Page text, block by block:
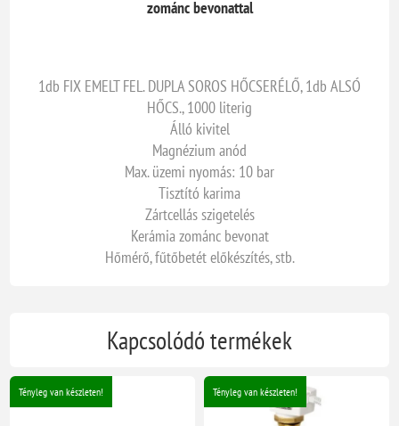
zománc bevonattal
1db FIX EMELT FEL. DUPLA SOROS HŐCSERÉLŐ, 1db ALSÓ
HŐCS., 1000 literig
Álló kivitel
Magnézium anód
Max. üzemi nyomás: 10 bar
Tisztító karima
Zártcellás szigetelés
Kerámia zománc bevonat
Hőmérő, fűtőbetét előkészítés, stb.
Kapcsolódó termékek
Tényleg van készleten! Tényleg van készleten!